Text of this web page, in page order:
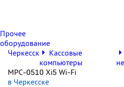
Прочее
оборудование
Черкесск
Кассовые
компьютеры
MPC-0510 Xi5 Wi-Fi
в Черкесске